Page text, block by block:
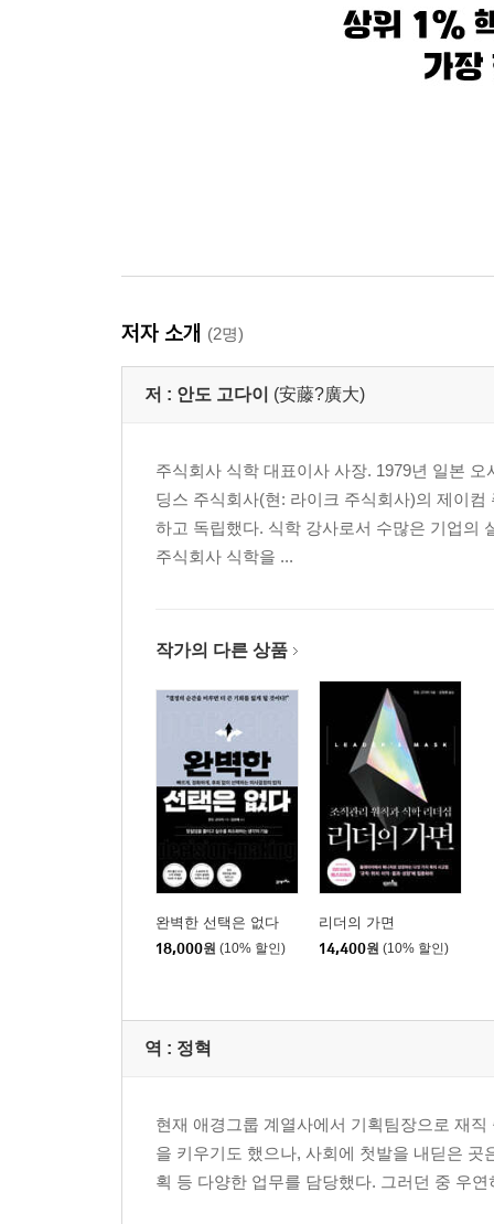
저자 소개 (2명)
저 : 안도 고다이 (安藤?廣大)
주식회사 식학 대표이사 사장. 1979년 일본
딩스 주식회사(현: 라이크 주식회사)의 제이
하고 독립했다. 식학 강사로서 수많은 기업의
주식회사 식학을 ...
작가의 다른 상품
완벽한 선택은 없다
18,000원 (10% 할인)
리더의 가면
14,400원 (10% 할인)
역 : 정혁
현재 애경그룹 계열사에서 기획팀장으로 재
을 키우기도 했으나, 사회에 첫발을 내딛은
획 등 다양한 업무를 담당했다. 그러던 중 우